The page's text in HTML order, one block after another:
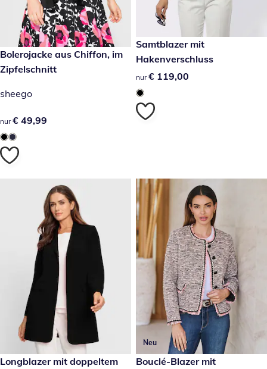
€ 49,99
Bolerojacke aus Chiffon, im
Zipfelschnitt
sheego
€ 49,99
nur € 49,99
€ 119,00
Samtblazer mit
Hakenverschluss
€ 119,00
nur € 119,00
€ 84,99
Longblazer mit doppeltem
Neu
€ 105,00
Bouclé-Blazer mit